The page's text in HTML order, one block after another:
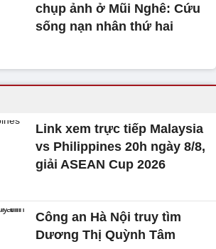
chụp ảnh ở Mũi Nghê: Cứu
sống nạn nhân thứ hai
Link xem trực tiếp Malaysia
vs Philippines 20h ngày 8/8,
giải ASEAN Cup 2026
Công an Hà Nội truy tìm
Dương Thị Quỳnh Tâm